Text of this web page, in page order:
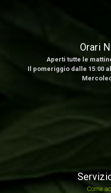
Orari
Aperti tutte le
Il pomeriggio dalle 15:00
Come